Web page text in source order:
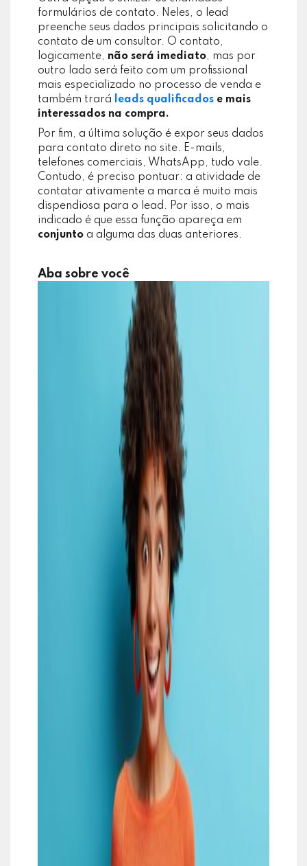
formulários de contato. Neles, o lead
preenche seus dados principais solicitando o
contato de um consultor. O contato,
logicamente, não será imediato, mas por
outro lado será feito com um profissional
mais especializado no processo de venda e
também trará
leads qualificados e mais
interessados na compra.
Por fim, a última solução é expor seus dados
para contato direto no site. E-mails,
telefones comerciais, WhatsApp, tudo vale.
Contudo, é preciso pontuar: a atividade de
contatar ativamente a marca é muito mais
dispendiosa para o lead. Por isso, o mais
indicado é que essa função apareça em
conjunto a alguma das duas anteriores.
Aba sobre você